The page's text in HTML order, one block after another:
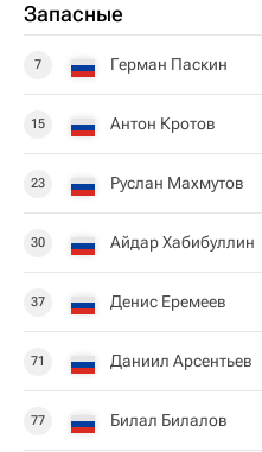
Запасные
7 Герман Паскин
15 Антон Кротов
23 Руслан Махмутов
30 Айдар Хабибуллин
37 Денис Еремеев
71 Даниил Арсентьев
77 Билал Билалов